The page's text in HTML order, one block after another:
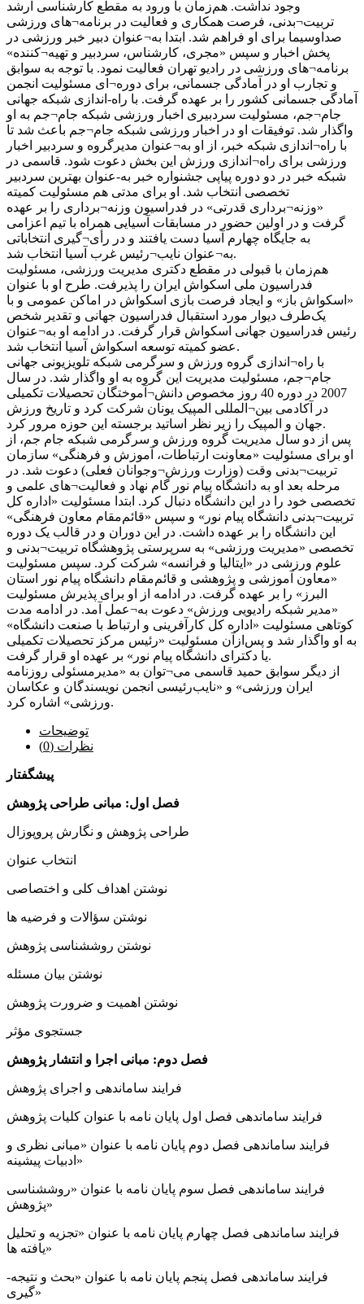
وجود نداشت. هم‌زمان با ورود به مقطع کارشناسی ارشد
تربیت¬بدنی، فرصت همکاری و فعالیت در برنامه¬های ورزشی
صداوسیما برای او فراهم شد. ابتدا به¬عنوان دبیر خبر ورزشی در
پخش اخبار و سپس «مجری، کارشناس، سردبیر و تهیه¬کننده»
برنامه¬های ورزشی در رادیو تهران فعالیت نمود. با توجه به سوابق
و تجارب او در آمادگی جسمانی، برای دوره¬ای مسئولیت انجمن
آمادگی جسمانی کشور را بر عهده گرفت. با راه-اندازی شبکه جهانی
جام¬جم، مسئولیت سردبیری اخبار ورزشی شبکه جام¬جم به او
واگذار شد. توفیقات او در اخبار ورزشی شبکه جام¬جم باعث شد تا
با راه¬اندازی شبکه خبر، از او به¬عنوان مدیرگروه و سردبیر اخبار
ورزشی برای راه¬اندازی ورزش این بخش دعوت شود. قاسمی در
شبکه خبر در دو دوره پیاپی جشنواره خبر به-عنوان بهترین سردبیر
تخصصی انتخاب شد. او برای مدتی هم مسئولیت کمیته
«وزنه¬برداری قدرتی» در فدراسیون وزنه¬برداری را بر عهده
گرفت و در اولین حضور در مسابقات آسیایی همراه با تیم اعزامی
به جایگاه چهارم آسیا دست یافتند و در رأی¬گیری انتخاباتی
به¬عنوان نایب¬رئیس غرب آسیا انتخاب شد.
هم‌زمان با قبولی در مقطع دکتری مدیریت ورزشی، مسئولیت
فدراسیون ملی اسکواش ایران را پذیرفت. طرح او با عنوان
«اسکواش باز» و ایجاد فرصت بازی اسکواش در اماکن عمومی و با
یک‌طرف دیوار مورد استقبال فدراسیون جهانی و تقدیر شخص
رئیس فدراسیون جهانی اسکواش قرار گرفت. در ادامه او به¬عنوان
عضو کمیته توسعه اسکواش آسیا انتخاب شد.
با راه¬اندازی گروه ورزش و سرگرمی شبکه تلویزیونی جهانی
جام¬جم، مسئولیت مدیریت این گروه به او واگذار شد. در سال
2007 در دوره 40 روز مخصوص دانش¬آموختگان تحصیلات تکمیلی
در آکادمی بین¬المللی المپیک یونان شرکت کرد و تاریخ ورزش
جهان و المپیک را زیر نظر اساتید برجسته این حوزه مرور کرد.
پس از دو سال مدیریت گروه ورزش و سرگرمی شبکه جام جم، از
او برای مسئولیت «معاونت ارتباطات، آموزش و فرهنگی» سازمان
تربیت¬بدنی وقت (وزارت ورزش¬وجوانان فعلی) دعوت شد. در
مرحله بعد او به دانشگاه پیام نور گام نهاد و فعالیت¬های علمی و
تخصصی خود را در این دانشگاه دنبال کرد. ابتدا مسئولیت «اداره کل
تربیت¬بدنی دانشگاه پیام نور» و سپس «قائم‌مقام معاون فرهنگی»
این دانشگاه را بر عهده داشت. در این دوران و در قالب یک دوره
تخصصی «مدیریت ورزشی» به سرپرستی پژوهشگاه تربیت¬بدنی و
علوم ورزشی در «ایتالیا و فرانسه» شرکت کرد. سپس مسئولیت
«معاون آموزشی و پژوهشی و قائم‌مقام دانشگاه پیام نور استان
البرز» را بر عهده گرفت. در ادامه از او برای پذیرش مسئولیت
«مدیر شبکه رادیویی ورزش» دعوت به¬عمل آمد. در ادامه مدت
کوتاهی مسئولیت «اداره کل کارآفرینی و ارتباط با صنعت دانشگاه»
به او واگذار شد و پس‌ازآن مسئولیت «رئیس مرکز تحصیلات تکمیلی
یا دکترای دانشگاه پیام نور» بر عهده او قرار گرفت.
از دیگر سوابق حمید قاسمی می¬توان به «مدیرمسئولی روزنامه
ایران ورزشی» و «نایب‌رئیسی انجمن نویسندگان و عکاسان
ورزشی» اشاره کرد.
توضیحات
نظرات (0)
پیشگفتار
فصل اول: مبانی طراحی پژوهش
طراحی پژوهش و نگارش پروپوزال
انتخاب عنوان
نوشتن اهداف کلی و اختصاصی
نوشتن سؤالات و فرضیه­ ها
نوشتن روش­شناسی پژوهش
نوشتن بیان مسئله
نوشتن اهمیت و ضرورت پژوهش
جستجوی مؤثر
فصل دوم: مبانی اجرا و انتشار پژوهش
فرایند سامان­دهی و اجرای پژوهش
فرایند سامان­دهی فصل اول پایان­ نامه با عنوان کلیات پژوهش
فرایند سامان­دهی فصل دوم پایان ­نامه با عنوان «مبانی نظری و
ادبیات پیشینه»
فرایند سامان­دهی فصل سوم پایان­ نامه با عنوان «روش­شناسی
پژوهش»
فرایند سامان­دهی فصل چهارم پایان­ نامه با عنوان «تجزیه ­و تحلیل
یافته­ ها»
فرایند سامان­دهی فصل پنجم پایان نامه با عنوان «بحث و نتیجه­­
گیری»